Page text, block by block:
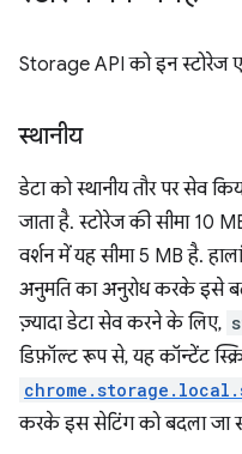
Storage API को इन स्टोरेज
स्थानीय
डेटा को स्थानीय तौर पर सेव
जाता है. स्टोरेज की सीमा
वर्शन में यह सीमा 5 MB है.
अनुमति का अनुरोध करके इसे
ज़्यादा डेटा सेव करने के लिए,
डिफ़ॉल्ट रूप से, यह कॉन्टेंट
करके इस सेटिंग को बदला जा